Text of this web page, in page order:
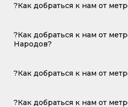
?Как добраться к нам от
?Как добраться к нам от
Народов?
?Как добраться к нам от
?Как добраться к нам от